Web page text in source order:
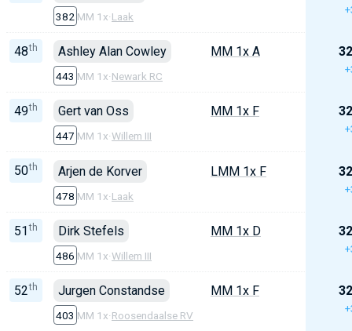
382 MM 1x·Laak
48th Ashley Alan Cowley
443 MM 1x·Newark RC
MM 1x A
49th Gert van Oss
447 MM 1x·Willem III
MM 1x F
50th Arjen de Korver
478 MM 1x·Laak
LMM 1x F
51 th Dirk Stefels
486 MM 1x·Willem III
MM 1x D
52th Jurgen Constandse
403 MM 1x·Roosendaalse RV
MM 1x F